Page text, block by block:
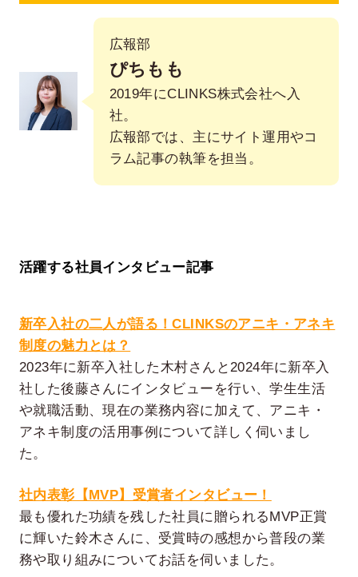
広報部
ぴちもも
2019年にCLINKS株式会社へ入
社。
広報部では、主にサイト運用やコ
ラム記事の執筆を担当。
活躍する社員インタビュー記事
新卒入社の二人が語る！CLINKSのアニキ・アネキ
制度の魅力とは？
2023年に新卒入社した木村さんと2024年に新卒入
社した後藤さんにインタビューを行い、学生生活
や就職活動、現在の業務内容に加えて、アニキ・
アネキ制度の活用事例について詳しく伺いまし
た。
社内表彰【MVP】受賞者インタビュー！
最も優れた功績を残した社員に贈られるMVP正賞
に輝いた鈴木さんに、受賞時の感想から普段の業
務や取り組みについてお話を伺いました。